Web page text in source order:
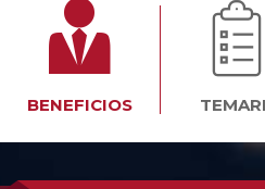
BENEFICIOS